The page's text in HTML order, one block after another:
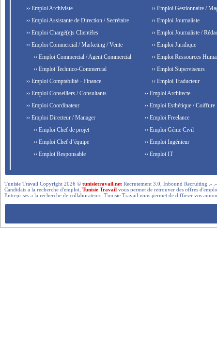
›› Emploi Archiviste
›› Emploi Assistante de Direction / Secrétaire
›› Emploi Chargé(e)s Clientèles
›› Emploi Commercial / Marketing / Vente
›› Emploi Commercial / Agent Commercial
›› Emploi Technico-Commercial
›› Emploi Comptabilité - Finance
›› Emploi Conseillers / Consultants
›› Emploi Coordinateur
›› Emploi Directeur / Manager
›› Emploi Chef de projet
›› Emploi Chef d’équipe
›› Emploi Responsable
›› Emploi Gestionnaire /
›› Emploi Journaliste
›› Emploi Journaliste /
›› Emploi Juridique
›› Emploi Ressources
›› Emploi Superviseurs
›› Emploi Traducteur
›› Emploi Architecte
›› Emploi Esthétique / Coiffure
›› Emploi Freelance
›› Emploi Génie Civil
›› Emploi Ingénieur
›› Emploi IT
Tunisie Travail Copyright 2026 ©tunisietravail.net Recrutement 3.0, Inbound Recruiting .-
Candidats a la recherche d'emploi,Tunisie Travail vous permet de retrouver des offres
Entreprises a la recherche de collaborateurs, Tunisie Travail vous permet de diffuser vos